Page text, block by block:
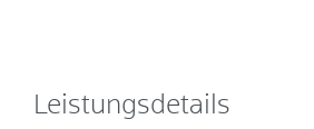
Leistungsdetails